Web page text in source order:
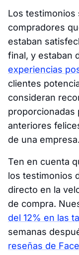
Los
compradores
estaban
final, y estaban
experiencias
clientes
consideran
proporcionadas
anteriores
de una empresa.
Ten en cuenta
los testimonios
directo en la
de compra.
del 12% en las
semanas
reseñas de